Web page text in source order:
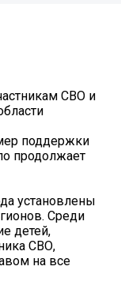
СВО и
поддержки
продолжает
установлены
Среди
детей,
СВО,
на все